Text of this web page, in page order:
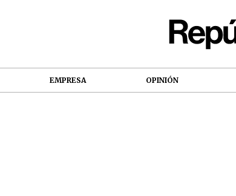
EMPRESA OPINIÓN